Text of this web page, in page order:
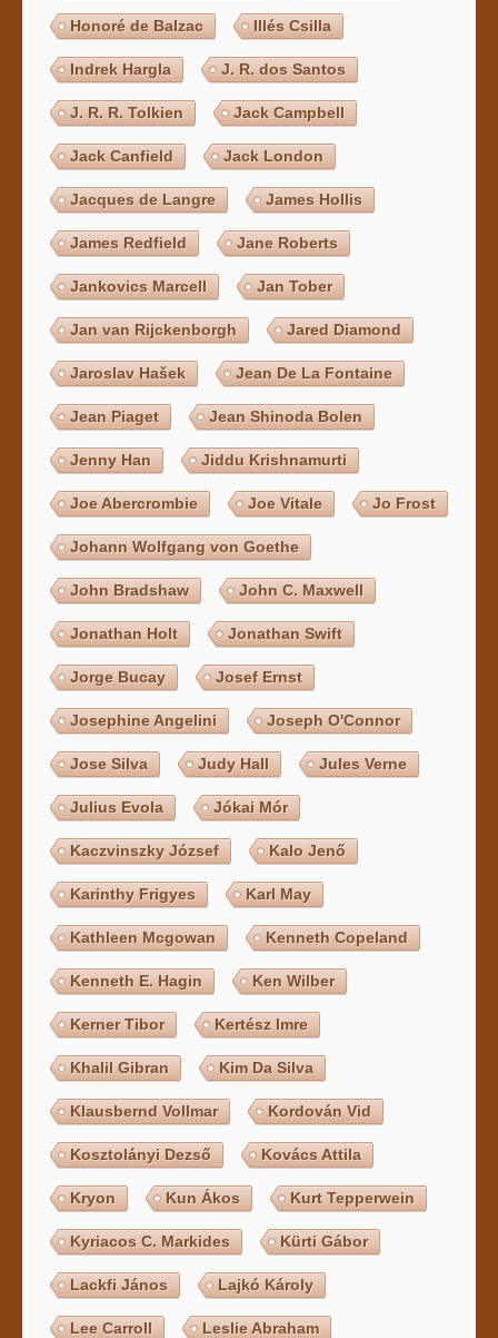
Honoré de Balzac Illés Csilla
Indrek Hargla J. R. dos Santos
J. R. R. Tolkien Jack Campbell
Jack Canfield Jack London
Jacques de Langre James Hollis
James Redfield Jane Roberts
Jankovics Marcell Jan Tober
Jan van Rijckenborgh Jared Diamond
Jaroslav Hašek Jean De La Fontaine
Jean Piaget Jean Shinoda Bolen
Jenny Han Jiddu Krishnamurti
Joe Abercrombie Joe Vitale Jo Frost
Johann Wolfgang von Goethe
John Bradshaw John C. Maxwell
Jonathan Holt Jonathan Swift
Jorge Bucay Josef Ernst
Josephine Angelini Joseph O'Connor
Jose Silva Judy Hall Jules Verne
Julius Evola Jókai Mór
Kaczvinszky József Kalo Jenő
Karinthy Frigyes Karl May
Kathleen Mcgowan Kenneth Copeland
Kenneth E. Hagin Ken Wilber
Kerner Tibor Kertész Imre
Khalil Gibran Kim Da Silva
Klausbernd Vollmar Kordován Vid
Kosztolányi Dezső Kovács Attila
Kryon Kun Ákos Kurt Tepperwein
Kyriacos C. Markides Kürti Gábor
Lackfi János Lajkó Károly
Lee Carroll Leslie Abraham